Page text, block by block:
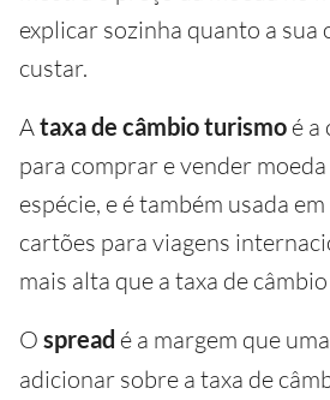
explicar sozinha quanto a sua
custar.
Ataxa de câmbio turismo é a
para comprar e vender
espécie, e é também usada
cartões para viagens
mais alta que a taxa de
O spread é a margem que
adicionar sobre a taxa de